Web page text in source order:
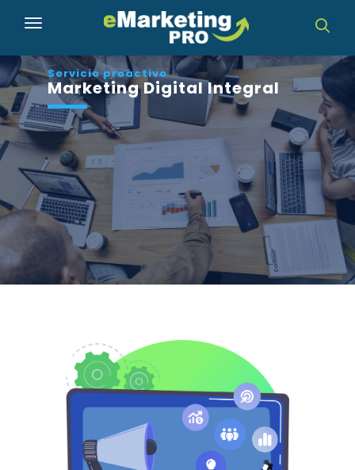
Toggle navigation
Servicio proactivo
Marketing Digital Integral